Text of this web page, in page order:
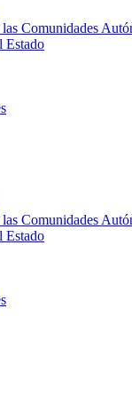
Comunidades
Estado
Comunidades
Estado